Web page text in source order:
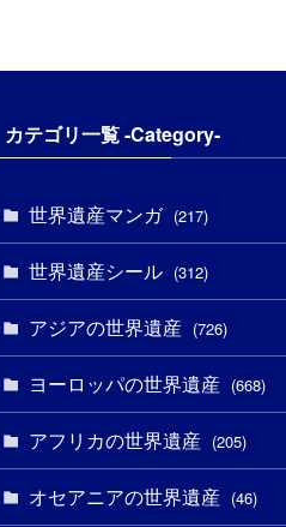
カテゴリ一覧 -Category-
世界遺産マンガ (217)
世界遺産シール (312)
アジアの世界遺産 (726)
(6)
(3)
ヨーロッパの世界遺産 (668)
(4)
(3)
アフリカの世界遺産 (205)
(8)
オセアニアの世界遺産 (46)